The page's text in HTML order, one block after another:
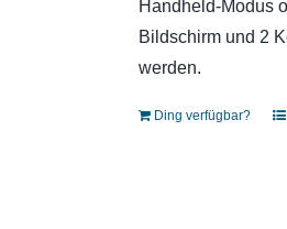
Handheld-Modus
Bildschirm und 2
werden.
Ding verfügbar?